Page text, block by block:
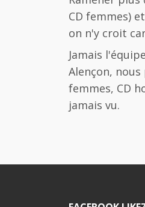
CD femmes)
on n'y croit
Jamais
Alençon,
femmes, CD
jamais vu.